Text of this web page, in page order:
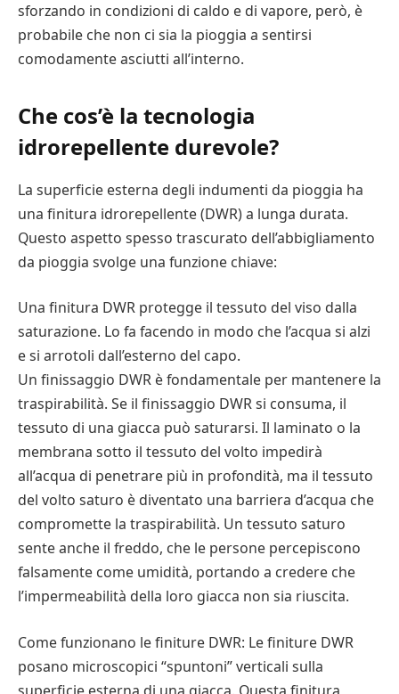
sforzando in condizioni di caldo e di vapore, però, è
probabile che non ci sia la pioggia a sentirsi
comodamente asciutti all’interno.
Che cos’è la tecnologia
idrorepellente durevole?
La superficie esterna degli indumenti da pioggia ha
una finitura idrorepellente (DWR) a lunga durata.
Questo aspetto spesso trascurato dell’abbigliamento
da pioggia svolge una funzione chiave:
Una finitura DWR protegge il tessuto del viso dalla
saturazione. Lo fa facendo in modo che l’acqua si alzi
e si arrotoli dall’esterno del capo.
Un finissaggio DWR è fondamentale per mantenere la
traspirabilità. Se il finissaggio DWR si consuma, il
tessuto di una giacca può saturarsi. Il laminato o la
membrana sotto il tessuto del volto impedirà
all’acqua di penetrare più in profondità, ma il tessuto
del volto saturo è diventato una barriera d’acqua che
compromette la traspirabilità. Un tessuto saturo
sente anche il freddo, che le persone percepiscono
falsamente come umidità, portando a credere che
l’impermeabilità della loro giacca non sia riuscita.
Come funzionano le finiture DWR: Le finiture DWR
posano microscopici “spuntoni” verticali sulla